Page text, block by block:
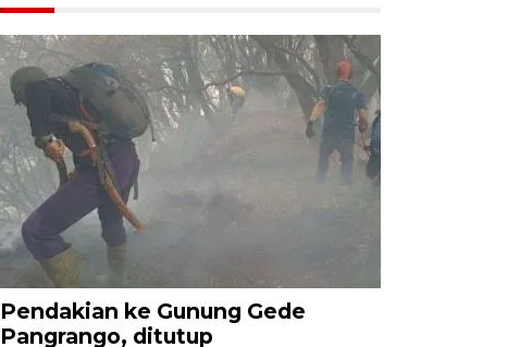
Pendakian ke Gunung Gede
Pangrango, ditutup